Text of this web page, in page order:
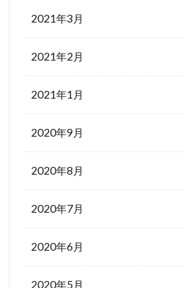
2021年3月
2021年2月
2021年1月
2020年9月
2020年8月
2020年7月
2020年6月
2020年5月